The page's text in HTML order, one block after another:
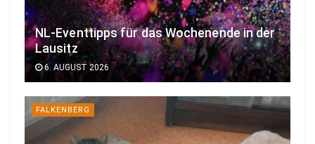
NL-Eventtipps für das Wochenende in der
Lausitz
6. AUGUST 2026
FALKENBERG